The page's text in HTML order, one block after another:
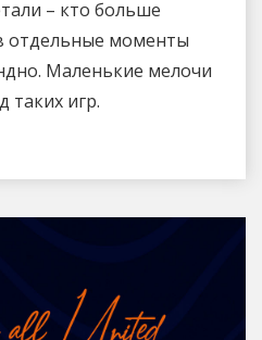
– кто больше
отдельные моменты
Маленькие мелочи
таких игр.